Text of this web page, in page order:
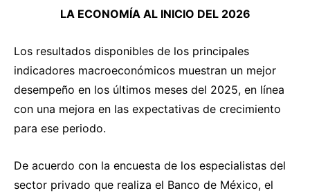
LA ECONOMÍA AL INICIO DEL 2026
Los resultados disponibles de los principales
indicadores macroeconómicos muestran un mejor
desempeño en los últimos meses del 2025, en línea
con una mejora en las expectativas de crecimiento
para ese periodo.
De acuerdo con la encuesta de los especialistas del
sector privado que realiza el Banco de México, el